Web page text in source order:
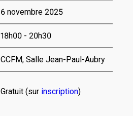
6 novembre 2025
18h00 - 20h30
CCFM, Salle Jean-Paul-Aubry
Gratuit (sur inscription)